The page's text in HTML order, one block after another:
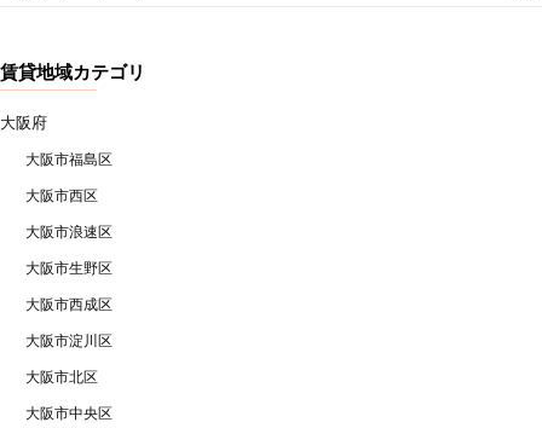
賃貸地域カテゴリ
大阪府
大阪市福島区
大阪市西区
大阪市浪速区
大阪市生野区
大阪市西成区
大阪市淀川区
大阪市北区
大阪市中央区